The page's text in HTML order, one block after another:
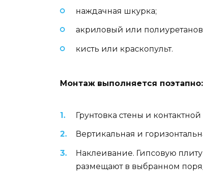
наждачная шкурка;
акриловый или
кисть или краскопульт.
Монтаж выполняется поэтапно:
Грунтовка стены и
Вертикальная и
Наклеивание. Гипсовую
размещают в выбранном